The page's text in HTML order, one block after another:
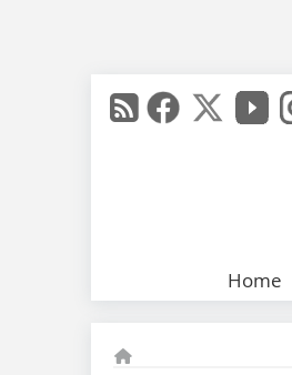
Home